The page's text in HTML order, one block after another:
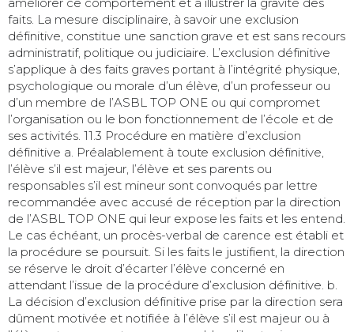
faits. La mesure disciplinaire, à savoir une exclusion
définitive, constitue une sanction grave et est sans recours
administratif, politique ou judiciaire. L’exclusion définitive
s’applique à des faits graves portant à l’intégrité physique,
psychologique ou morale d’un élève, d’un professeur ou
d’un membre de l’ASBL TOP ONE ou qui compromet
l’organisation ou le bon fonctionnement de l’école et de
ses activités. 11.3 Procédure en matière d’exclusion
définitive a. Préalablement à toute exclusion définitive,
l’élève s’il est majeur, l’élève et ses parents ou
responsables s’il est mineur sont convoqués par lettre
recommandée avec accusé de réception par la direction
de l’ASBL TOP ONE qui leur expose les faits et les entend.
Le cas échéant, un procès-verbal de carence est établi et
la procédure se poursuit. Si les faits le justifient, la direction
se réserve le droit d’écarter l’élève concerné en
attendant l’issue de la procédure d’exclusion définitive. b.
La décision d’exclusion définitive prise par la direction sera
dûment motivée et notifiée à l’élève s’il est majeur ou à